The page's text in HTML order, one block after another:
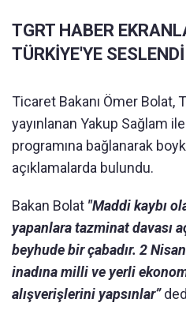
TGRT HABER
TÜRKİYE'YE SESLENDİ
Ticaret Bakanı Ömer Bolat,
yayınlanan Yakup Sağlam
programına bağlanarak
açıklamalarda bulundu.
Bakan Bolat "Maddi kaybı
yapanlara tazminat davası
beyhude bir çabadır. 2
inadına milli ve yerli
alışverişlerini yapsınlar”